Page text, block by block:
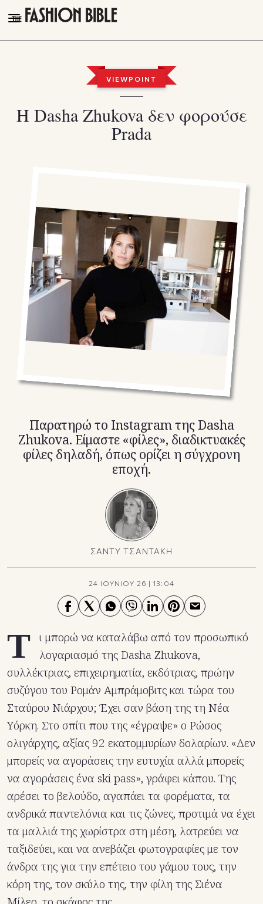
THE FASHION BIBLE
TALK OF THE TOWN
Facebook
Instagram
Youtube
TikTok
X(Twitter)
VIEWPOINT
H Dasha Zhukova δεν φορούσε
Prada
Παρατηρώ το Instagram της Dasha
Zhukova. Είμαστε «φίλες», διαδικτυακές
φίλες δηλαδή, όπως ορίζει η σύγχρονη
εποχή.
ΣΑΝΤΥ ΤΣΑΝΤΑΚΗ
24 ΙΟΥΝΙΟΥ 26 |13:04
Τ ι μπορώ να καταλάβω από τον προσωπικό
λογαριασμό της Dasha Zhukova,
συλλέκτριας, επιχειρηματία, εκδότριας, πρώην
συζύγου του Ρομάν Αμπράμοβιτς και τώρα του
Σταύρου Νιάρχου; Έχει σαν βάση της τη Νέα
Υόρκη. Στο σπίτι που της «έγραψε» ο Ρώσος
ολιγάρχης, αξίας 92 εκατομμυρίων δολαρίων. «Δεν
μπορείς να αγοράσεις την ευτυχία αλλά μπορείς
να αγοράσεις ένα ski pass», γράφει κάπου. Της
αρέσει το βελούδο, αγαπάει τα φορέματα, τα
ανδρικά παντελόνια και τις ζώνες, προτιμά να έχει
τα μαλλιά της χωρίστρα στη μέση, λατρεύει να
ταξιδεύει, και να ανεβάζει φωτογραφίες με τον
άνδρα της για την επέτειο του γάμου τους, την
κόρη της, τον σκύλο της, την φίλη της Σιένα